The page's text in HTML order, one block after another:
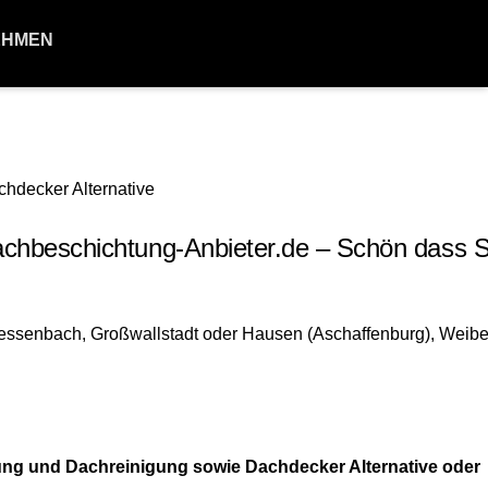
Anbieter.de – Schön dass
und Dachreinigung sowie Dachdecker Alternative oder